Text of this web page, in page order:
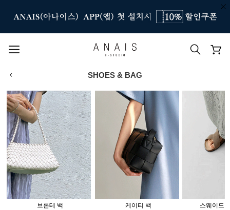
#신상7%할인 #아나이스 제작
#MD추천 #당일발송 #BEST OF BEST
SHOES & BAG
브론테 백
케이티 백
스웨이드